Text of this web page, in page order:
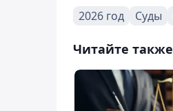
2026 год Суды
Читайте также